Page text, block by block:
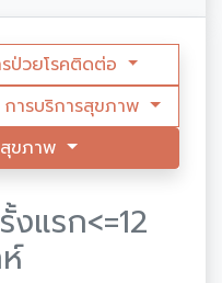
ป่วยโรคติดต่อ
การบริการสุขภาพ
สุขภาพ
แรก<=12